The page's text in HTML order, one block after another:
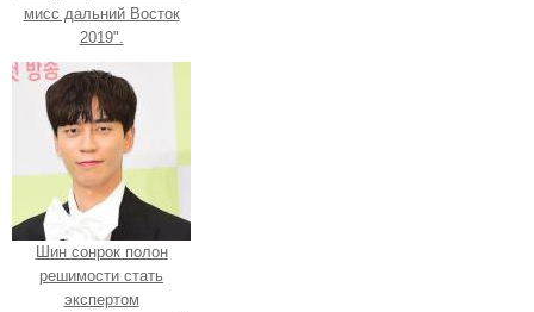
мисс дальний Восток
2019".
Шин сонрок полон
решимости стать
экспертом